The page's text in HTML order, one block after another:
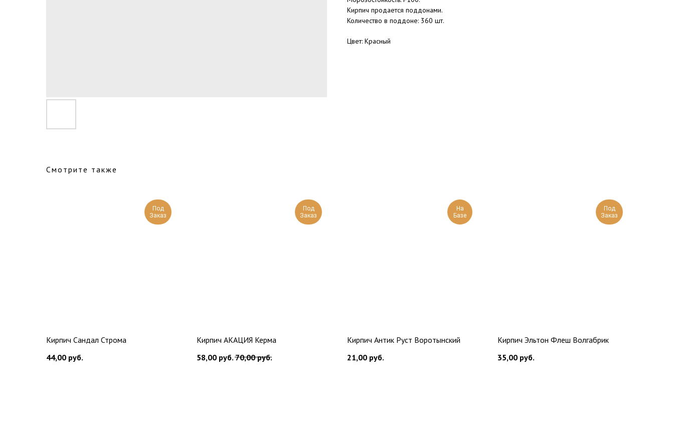
Кирпич продается поддонами.
Количество в поддоне: 360 шт.
Цвет: Красный
Смотрите также
Под
Заказ
Кирпич Сандал Строма
44,00 руб.
Под
Заказ
Кирпич АКАЦИЯ Керма
58,00 руб. 70,00 руб.
На
Базе
Кирпич Антик Руст Воротынский
21,00 руб.
Под
Заказ
Кирпич Эльтон Флеш Волгабрик
35,00 руб.